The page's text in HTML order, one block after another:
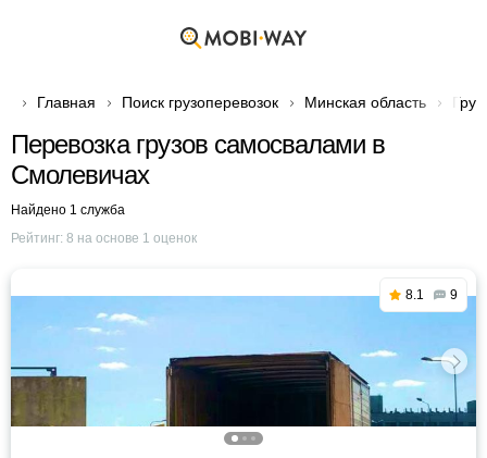
Главная Поиск грузоперевозок Минская область
Перевозка грузов самосвалами в
Смолевичах
Найдено 1 служба
Рейтинг: 8 на основе 1 оценок
8.1 9